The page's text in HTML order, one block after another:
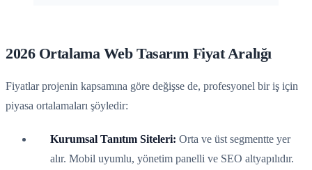
2026 Ortalama Web Tasarım Fiyat Aralığı
Fiyatlar projenin kapsamına göre değişse de, profesyonel bir iş için
piyasa ortalamaları şöyledir:
Kurumsal Tanıtım Siteleri: Orta ve üst segmentte yer
alır. Mobil uyumlu, yönetim panelli ve SEO altyapılıdır.